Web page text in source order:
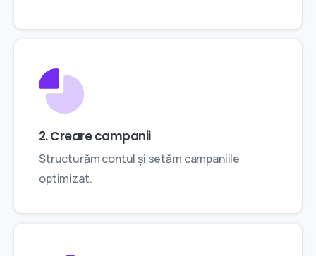
2. Creare campanii
Structurăm contul și setăm campaniile
optimizat.